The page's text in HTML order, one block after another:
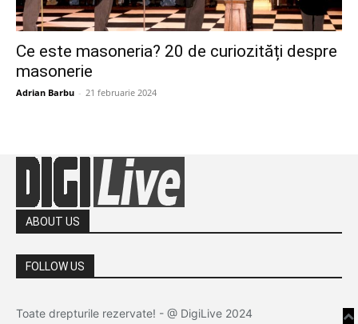
Ce este masoneria? 20 de curiozități despre
masonerie
Adrian Barbu - 21 februarie 2024
ABOUT US
FOLLOW US
Toate drepturile rezervate! - @ DigiLive 2024